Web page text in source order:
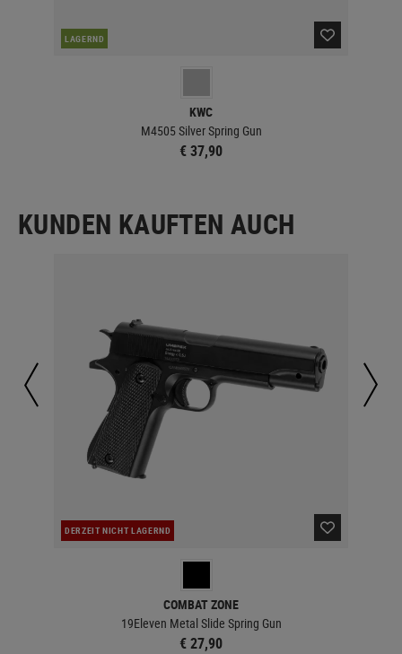
LAGERND
KWC
M4505 Silver Spring Gun
€ 37,90
KUNDEN KAUFTEN AUCH
DERZEIT NICHT LAGERND
COMBAT ZONE
19Eleven Metal Slide Spring Gun
€ 27,90